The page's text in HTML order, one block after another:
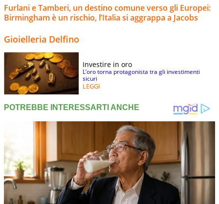
Furlani e Tamberi, un destino comune verso gli Europei:
Birmingham è un rischio, l’Italia si aggrappa a Jacobs
Gioielleria Delfino
Investire in oro
L’oro torna protagonista tra gli investimenti
sicuri
LEGGI